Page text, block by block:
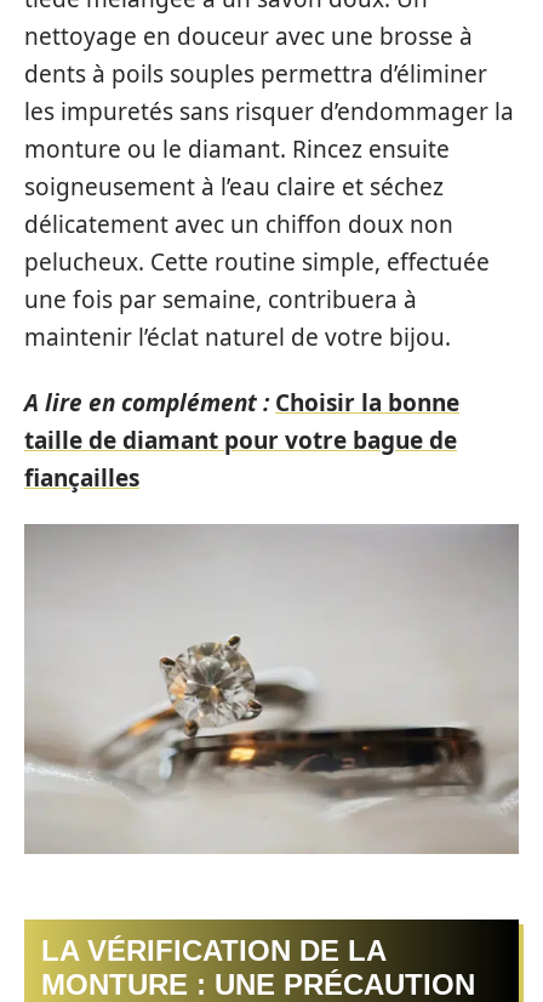
nettoyage en douceur avec une brosse à
dents à poils souples permettra d’éliminer
les impuretés sans risquer d’endommager la
monture ou le diamant. Rincez ensuite
soigneusement à l’eau claire et séchez
délicatement avec un chiffon doux non
pelucheux. Cette routine simple, effectuée
une fois par semaine, contribuera à
maintenir l’éclat naturel de votre bijou.
A lire en complément : Choisir la bonne
taille de diamant pour votre bague de
fiançailles
LA VÉRIFICATION DE LA
MONTURE : UNE PRÉCAUTION